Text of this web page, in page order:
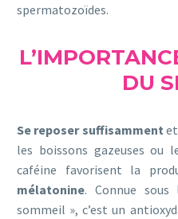
spermatozoïdes.
DU
Se reposer suffisamment
les boissons gazeuses ou
caféine favorisent la
mélatonine. Connue
sommeil », c’est un